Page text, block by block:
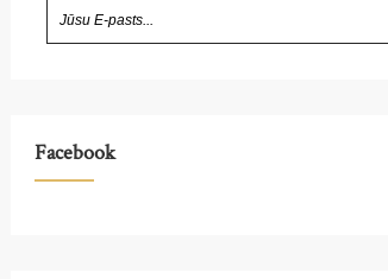
Facebook